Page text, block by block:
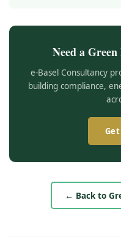
Need a
e-Basel Consultancy
building compliance,
← Back to